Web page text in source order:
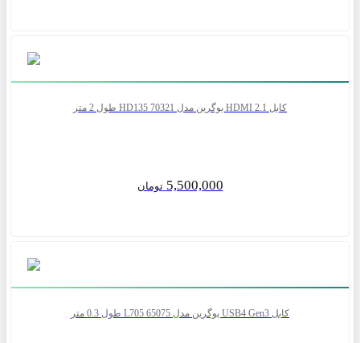
کابل 2.1 HDMI یوگرین مدل HD135 70321 طول 2 متر
5,500,000 تومان
کابل USB4 Gen3 یوگرین مدل 65075 L705 طول 0.3 متر